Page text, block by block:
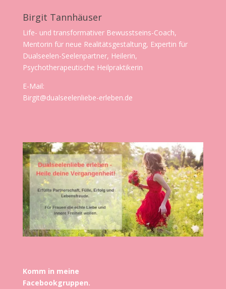
Birgit Tannhäuser
Life- und transformativer Bewusstseins-Coach,
Mentorin für neue Realitätsgestaltung, Expertin für
Dualseelen-Seelenpartner, Heilerin,
Psychotherapeutische Heilpraktikerin
E-Mail:
Birgit@dualseelenliebe-erleben.de
Komm in meine
Facebookgruppen.